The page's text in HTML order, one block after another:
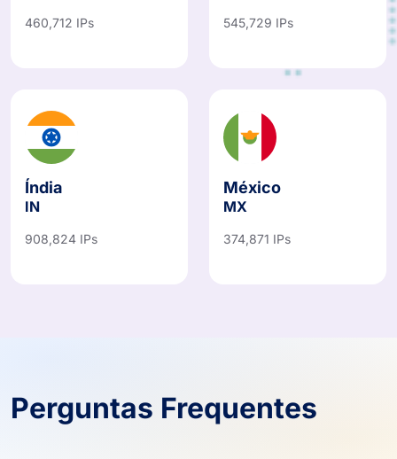
460,712 IPs 545,729 IPs
Índia
IN
908,824 IPs
México
MX
374,871 IPs
Perguntas Frequentes